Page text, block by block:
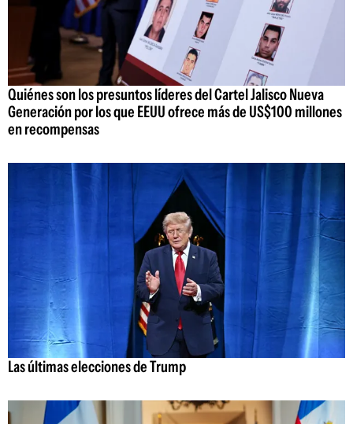
Quiénes son los presuntos líderes del Cartel Jalisco Nueva
Generación por los que EEUU ofrece más de US$100 millones
en recompensas
Las últimas elecciones de Trump